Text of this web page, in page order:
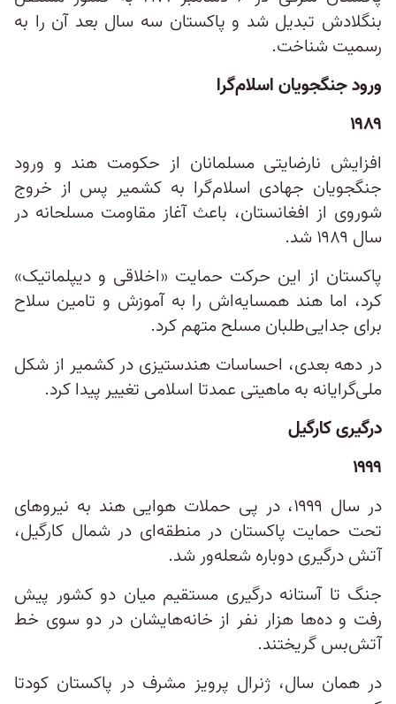
بنگلادش تبدیل شد و پاکستان سه سال بعد آن را به
رسمیت شناخت.
ورود جنگجویان اسلام‌گرا
۱۹۸۹
افزایش نارضایتی مسلمانان از حکومت هند و ورود
جنگجویان جهادی اسلام‌گرا به کشمیر پس از خروج
شوروی از افغانستان، باعث آغاز مقاومت مسلحانه در
سال ۱۹۸۹ شد.
پاکستان از این حرکت حمایت «اخلاقی و دیپلماتیک»
کرد، اما هند همسایه‌اش را به آموزش و تامین سلاح
برای جدایی‌طلبان مسلح متهم کرد.
در دهه بعدی، احساسات هندستیزی در کشمیر از شکل
ملی‌گرایانه به ماهیتی عمدتا اسلامی تغییر پیدا کرد.
درگیری کارگیل
۱۹۹۹
در سال ۱۹۹۹، در پی حملات هوایی هند به نیروهای
تحت حمایت پاکستان در منطقه‌ای در شمال کارگیل،
آتش درگیری دوباره شعله‌ور شد.
جنگ تا آستانه درگیری مستقیم میان دو کشور پیش
رفت و ده‌ها هزار نفر از خانه‌هایشان در دو سوی خط
آتش‌بس گریختند.
در همان سال، ژنرال پرویز مشرف در پاکستان کودتا